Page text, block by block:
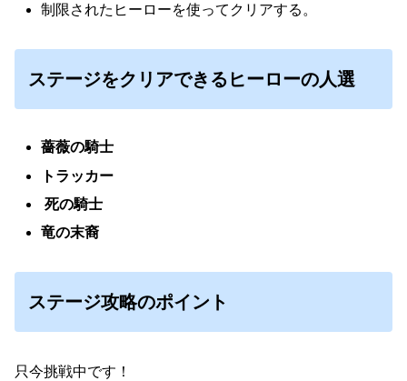
制限されたヒーローを使ってクリアする。
ステージをクリアできるヒーローの人選
薔薇の騎士
トラッカー
死の騎士
竜の末裔
ステージ攻略のポイント
只今挑戦中です！